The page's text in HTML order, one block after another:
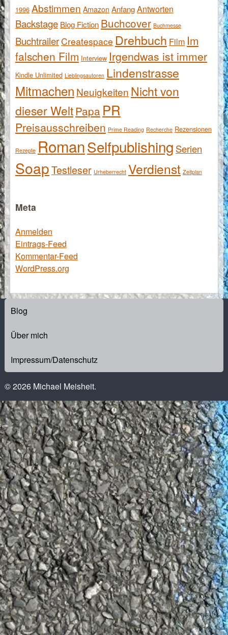
1996 Abstimmen Amazon AnfangAntworten
Backstage Blog Fiction Buchcover Buchmesse
BuchtrailerCreatespace Drehbuch Film Im
falschen Film Interview Irgendwas ist immer
Kindle Unlimited Lieblingsautoren Lindenstrasse
Mitmachen Neuigkeiten Nicht von
dieser WeltPapa PR
Preisausschreiben Prime Reading Recherche Rezensionen
Rezepte RomanSelfpublishing Serien
SoapTestleser Urheberrecht Verdienst Zeitplan
Meta
Anmelden
Eintrags-Feed
Kommentar-Feed
WordPress.org
Blog
Über mich
Impressum/Datenschutz
© 2026 Michael Meisheit.